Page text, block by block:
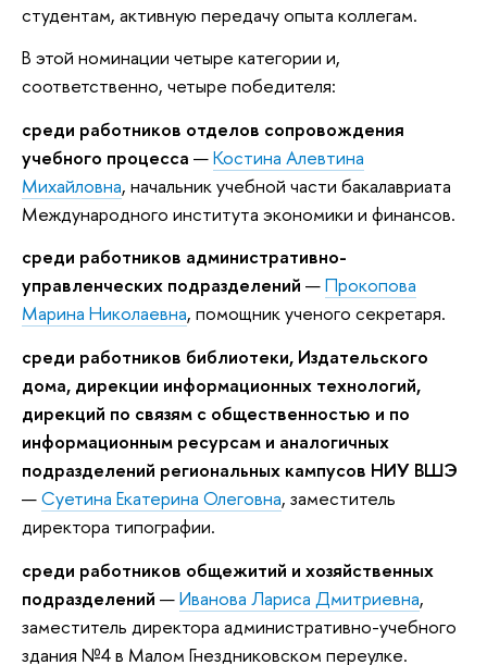
студентам, активную передачу опыта коллегам.
В этой номинации четыре категории и,
соответственно, четыре победителя:
среди работников отделов сопровождения
учебного процесса —Костина Алевтина
Михайловна, начальник учебной части бакалавриата
Международного института экономики и финансов.
среди работников административно-
управленческих подразделений —Прокопова
Марина Николаевна, помощник ученого секретаря.
среди работников библиотеки, Издательского
дома, дирекции информационных технологий,
дирекций по связям с общественностью и по
информационным ресурсам и аналогичных
подразделений региональных кампусов НИУ ВШЭ
—Суетина Екатерина Олеговна, заместитель
директора типографии.
среди работников общежитий и хозяйственных
подразделений —Иванова Лариса Дмитриевна,
заместитель директора административно-учебного
здания №4 в Малом Гнездниковском переулке.